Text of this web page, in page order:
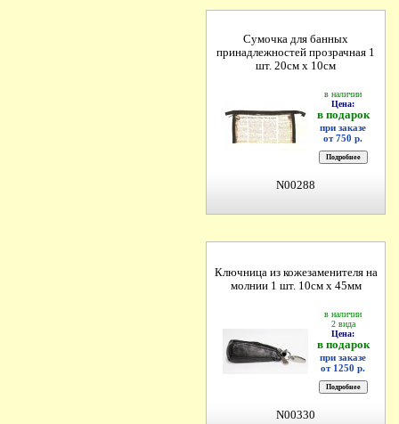
Сумочка для банных
принадлежностей прозрачная 1
шт. 20см х 10см
в наличии
Цена:
в подарок
при заказе
от 750 р.
N00288
Ключница из кожезаменителя на
молнии 1 шт. 10см х 45мм
в наличии
2 вида
Цена:
в подарок
при заказе
от 1250 р.
N00330